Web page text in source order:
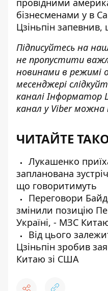
провідними
бізнесменами у в
Цзіньпін запевнив,
Підписуйтесь на
не пропустити
новинами в режимі
месенджері
каналіІнформатор
канал у Viber можна
ЧИТАЙТЕ
Лукашенко
запланована
що говоритимуть
Переговори
змінили позицію
Україні, - МЗС
Від цього
Цзіньпін зробив
Китаю зі США